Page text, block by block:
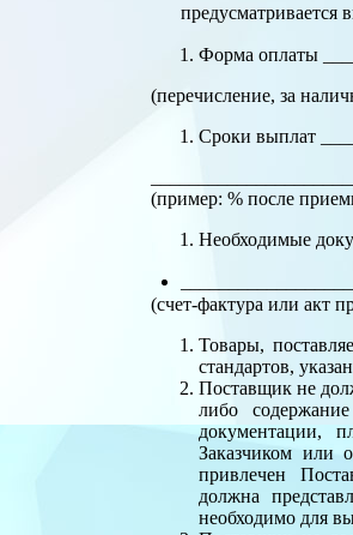
предусматривается
Форма оплаты
(перечисление, за
Сроки выплат
(пример: % после
Необходимые
(счет-фактура или акт
Товары,
стандартов,
Поставщик не
либо
документации,
Заказчиком или
привлечен
должна
необходимо для